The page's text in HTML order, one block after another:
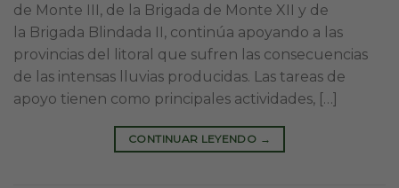
de Monte III, de la Brigada de Monte XII y de
la Brigada Blindada II, continúa apoyando a las
provincias del litoral que sufren las consecuencias
de las intensas lluvias producidas. Las tareas de
apoyo tienen como principales actividades, […]
CONTINUAR LEYENDO →